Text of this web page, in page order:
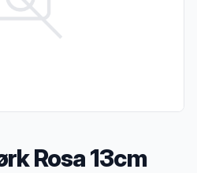
Rosa 13cm